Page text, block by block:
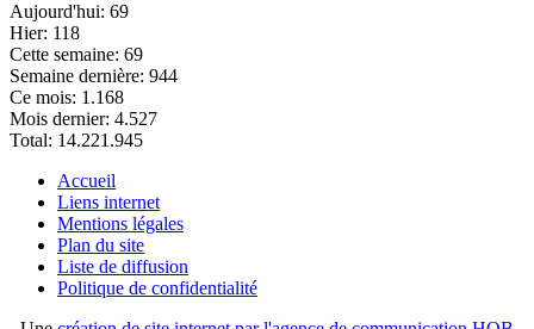
Aujourd'hui: 69
Hier: 118
Cette semaine: 69
Semaine dernière: 944
Ce mois: 1.168
Mois dernier: 4.527
Total: 14.221.945
Accueil
Liens internet
Mentions légales
Plan du site
Liste de diffusion
Politique de confidentialité